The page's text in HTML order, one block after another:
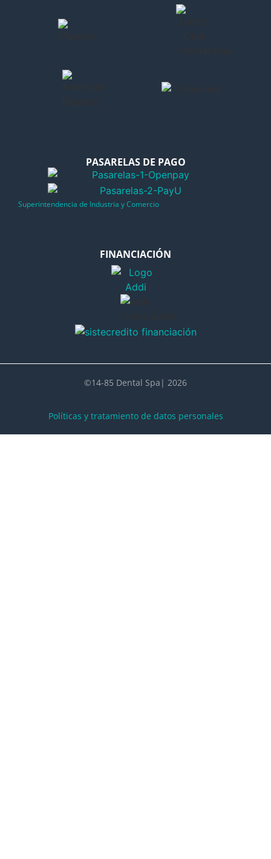
PASARELAS DE PAGO
Superintendencia de Industria y Comercio
FINANCIACIÓN
©14-85 Dental Spa| 2026
Políticas y tratamiento de datos personales